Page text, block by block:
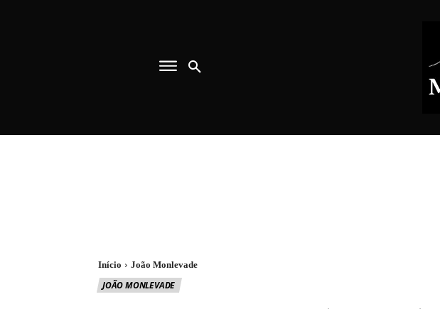
Início João Monlevade
JOÃO MONLEVADE